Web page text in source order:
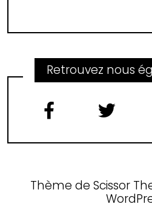
Retrouvez nous
Thème de Scissor